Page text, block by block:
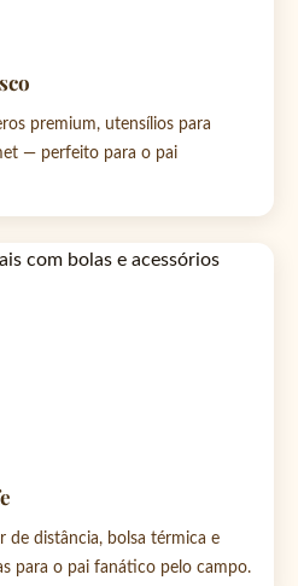
premium, utensílios para
— perfeito para o pai
de distância, bolsa térmica e
para o pai fanático pelo campo.